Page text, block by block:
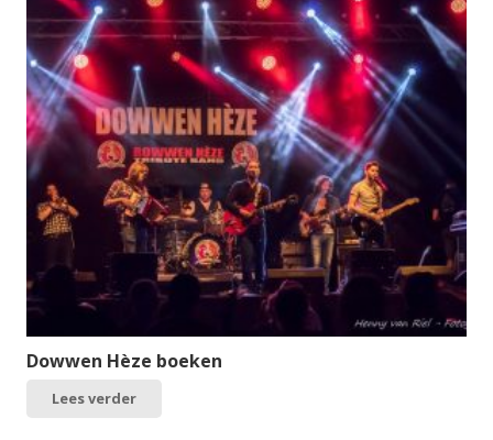
Dowwen Hèze boeken
Lees verder